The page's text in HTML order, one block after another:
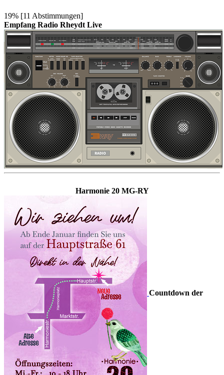
19% [11 Abstimmungen]
Empfang Radio Rheydt Live
Harmonie 20 MG-RY
Countdown der